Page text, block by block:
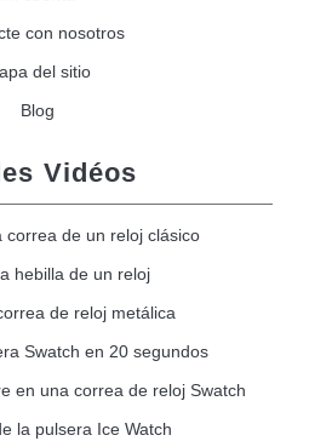
con nosotros
del sitio
Blog
Vidéos
correa de un reloj clásico
hebilla de un reloj
de reloj metálica
Swatch en 20 segundos
en una correa de reloj Swatch
la pulsera Ice Watch